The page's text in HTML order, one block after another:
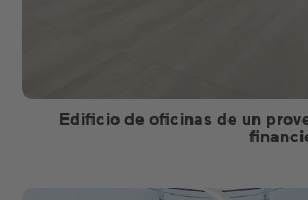
Edificio de oficinas de un